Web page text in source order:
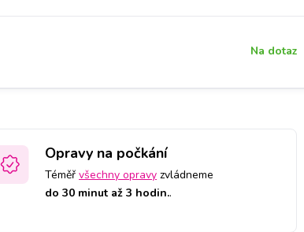
Na dotaz
Opravy na počkání
Téměř všechny opravy zvládneme
do 30 minut až 3 hodin..